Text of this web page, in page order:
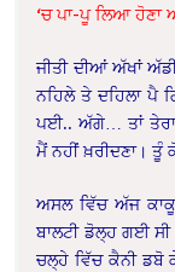
‘ਚ ਪਾ-ਪੂ ਲਿਆ
ਜੀਤੀ ਦੀਆਂ ਅੱਖਾਂ
ਨਹਿਲੇ ਤੇ ਦਹਿਲਾ
ਪਈ.. ਅੱਗੇ… ਤਾਂ
ਮੈਂ ਨਹੀਂ ਖ਼ਰੀਦਣਾ।
ਅਸਲ ਵਿੱਚ ਅੱਜ ਕਾਕੂ
ਬਾਲਟੀ ਡੋਲ੍ਹ ਗਈ
ਚਲ੍ਹੇ ਵਿੱਚ ਕੈਨੀ ਡਬੋ